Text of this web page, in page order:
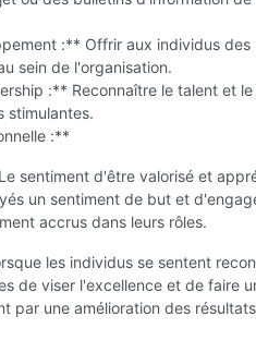
:** Offrir aux individus des
sein de l'organisation.
:** Reconnaître le talent et
stimulantes.
:**
sentiment d'être valorisé et
un sentiment de but et
accrus dans leurs rôles.
les individus se sentent
de viser l'excellence et de faire
par une amélioration des